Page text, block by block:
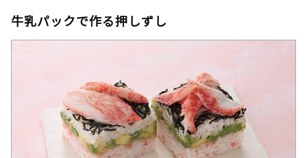
牛乳パックで作る押しずし